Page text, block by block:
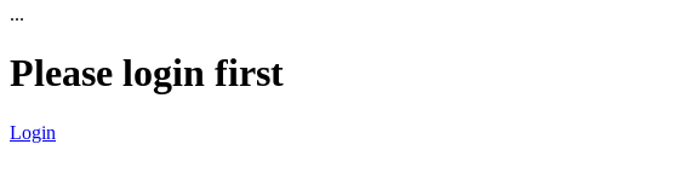
...
Please login first
Login